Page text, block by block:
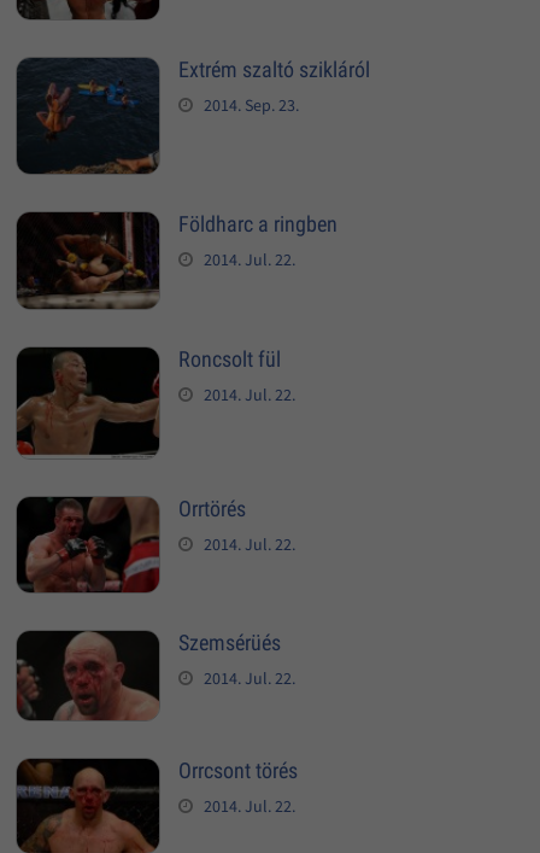
Extrém szaltó szikláról
2014. Sep. 23.
Földharc a ringben
2014. Jul. 22.
Roncsolt fül
2014. Jul. 22.
Orrtörés
2014. Jul. 22.
Szemsérüés
2014. Jul. 22.
Orrcsont törés
2014. Jul. 22.